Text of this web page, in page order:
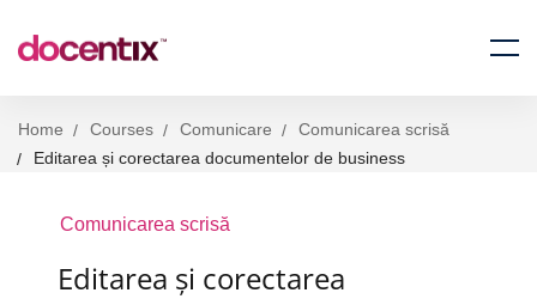
Home Courses Comunicare
Comunicarea scrisă
Editarea și corectarea documentelor de business
Comunicarea scrisă
Editarea și corectarea